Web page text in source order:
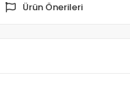
Ürün Önerileri